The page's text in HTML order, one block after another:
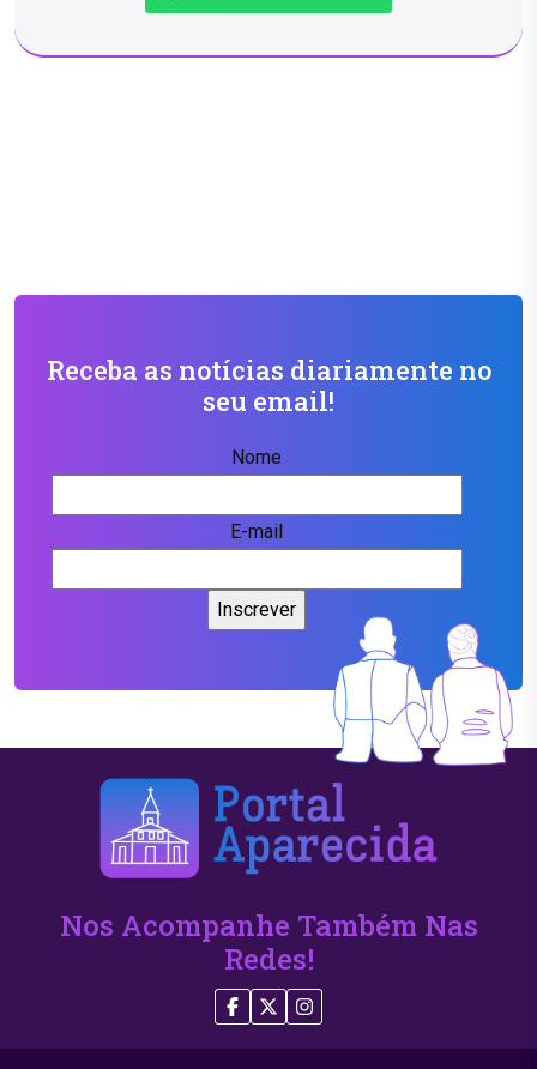
Receba as notícias diariamente no
seu email!
Nome
E-mail
Nos Acompanhe Também Nas
Redes!